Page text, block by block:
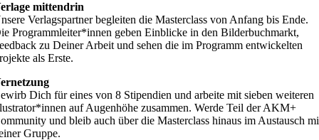
mittendrin
Verlagspartner begleiten die Masterclass von Anfang bis Ende.
Programmleiter*innen geben Einblicke in den Bilderbuchmarkt,
zu Deiner Arbeit und sehen die im Programm entwickelten
als Erste.
Dich für eines von 8 Stipendien und arbeite mit sieben weiteren
auf Augenhöhe zusammen. Werde Teil der AKM+
und bleib auch über die Masterclass hinaus im Austausch
Gruppe.